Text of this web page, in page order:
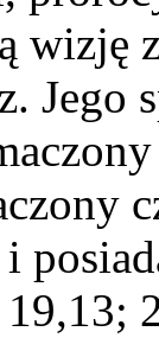
wizję
Jego